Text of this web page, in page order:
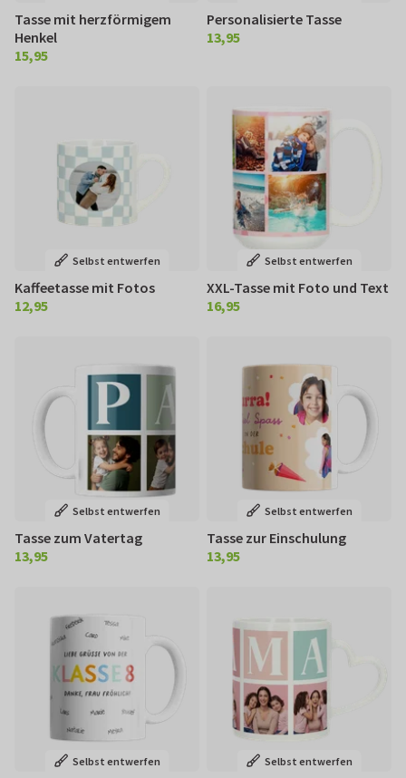
Tasse mit herzförmigem
Henkel
€ 15,95
15,95
Personalisierte Tasse
€ 13,95
13,95
Selbst entwerfen
Kaffeetasse mit Fotos
€ 12,95
12,95
Selbst entwerfen
XXL-Tasse mit Foto und Text
€ 16,95
16,95
Selbst entwerfen
Tasse zum Vatertag
€ 13,95
13,95
Selbst entwerfen
Tasse zur Einschulung
€ 13,95
13,95
Selbst entwerfen Selbst entwerfen